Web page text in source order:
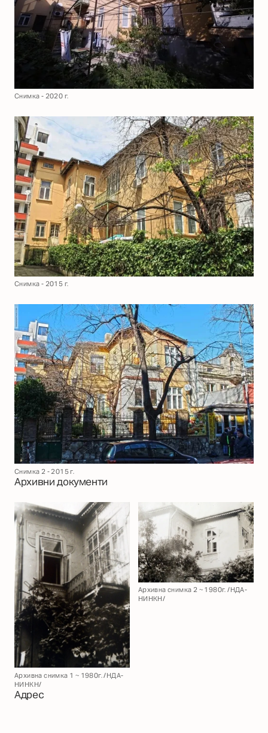
Снимка - 2020 г.
Снимка - 2015 г.
Снимка 2 - 2015 г.
Архивни документи
Архивна снимка 1 ~ 1980г. /НДА-
НИНКН/
Архивна снимка 2 ~ 1980г. /НДА-
НИНКН/
Адрес